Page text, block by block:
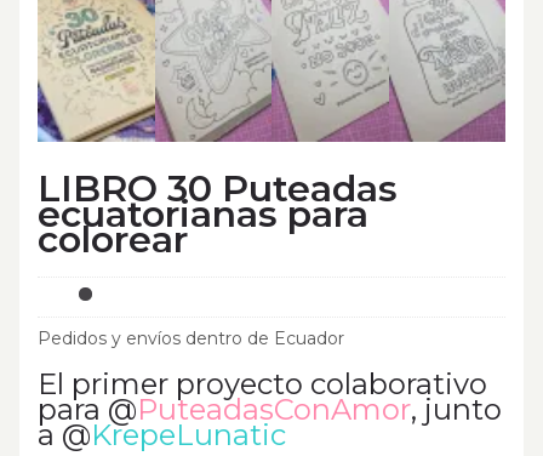
LIBRO 30 Puteadas
ecuatorianas para
colorear
Pedidos y envíos dentro de Ecuador
El primer proyecto colaborativo
para @PuteadasConAmor, junto
a @KrepeLunatic